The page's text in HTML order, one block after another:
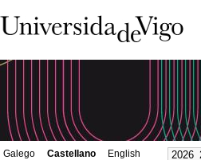
Galego Castellano English